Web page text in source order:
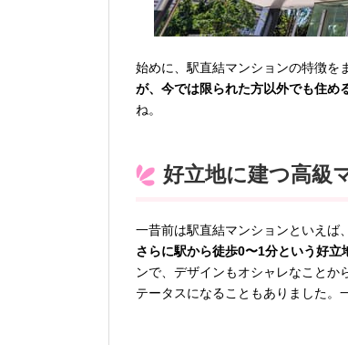
始めに、駅直結マンションの特徴を
が、今では限られた方以外でも住め
ね。
好立地に建つ高級
一昔前は駅直結マンションといえば
さらに駅から徒歩0〜1分という好立
ンで、デザインもオシャレなことか
テータスになることもありました。